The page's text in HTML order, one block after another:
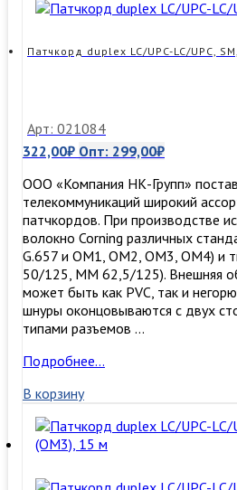
Патчкорд duplex LC/UPC-LC/UPC,
Арт: 021084
322,00₽ Опт: 299,00₽
ООО «Компания НК-Групп»
телекоммуникаций широкий
патчкордов. При производстве
волокно Corning различных
G.657 и OM1, OM2, OM3, ОМ4) и
50/125, MM 62,5/125). Внешняя
может быть как PVC, так и
шнуры оконцовываются с двух
типами разъемов …
Патчкорд
LC/UPC-
LC/UPC,
SM,
0,5м
Подробнее…
В корзину